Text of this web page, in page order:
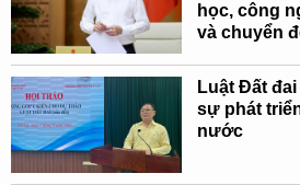
học, công
và chuyển
Luật Đất
sự phát
nước